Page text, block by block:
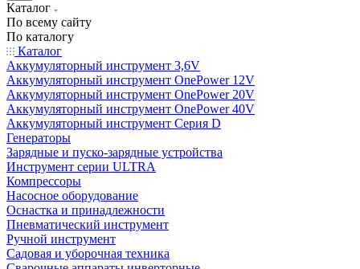
Каталог
По всему сайту
По каталогу
Каталог
Аккумуляторный инструмент 3,6V
Аккумуляторный инструмент OnePower 12V
Аккумуляторный инструмент OnePower 20V
Аккумуляторный инструмент OnePower 40V
Аккумуляторный инструмент Серия D
Генераторы
Зарядные и пуско-зарядные устройства
Инструмент серии ULTRA
Компрессоры
Насосное оборудование
Оснастка и принадлежности
Пневматический инструмент
Ручной инструмент
Садовая и уборочная техника